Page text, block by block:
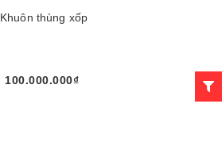
Khuôn thùng xốp
100.000.000₫